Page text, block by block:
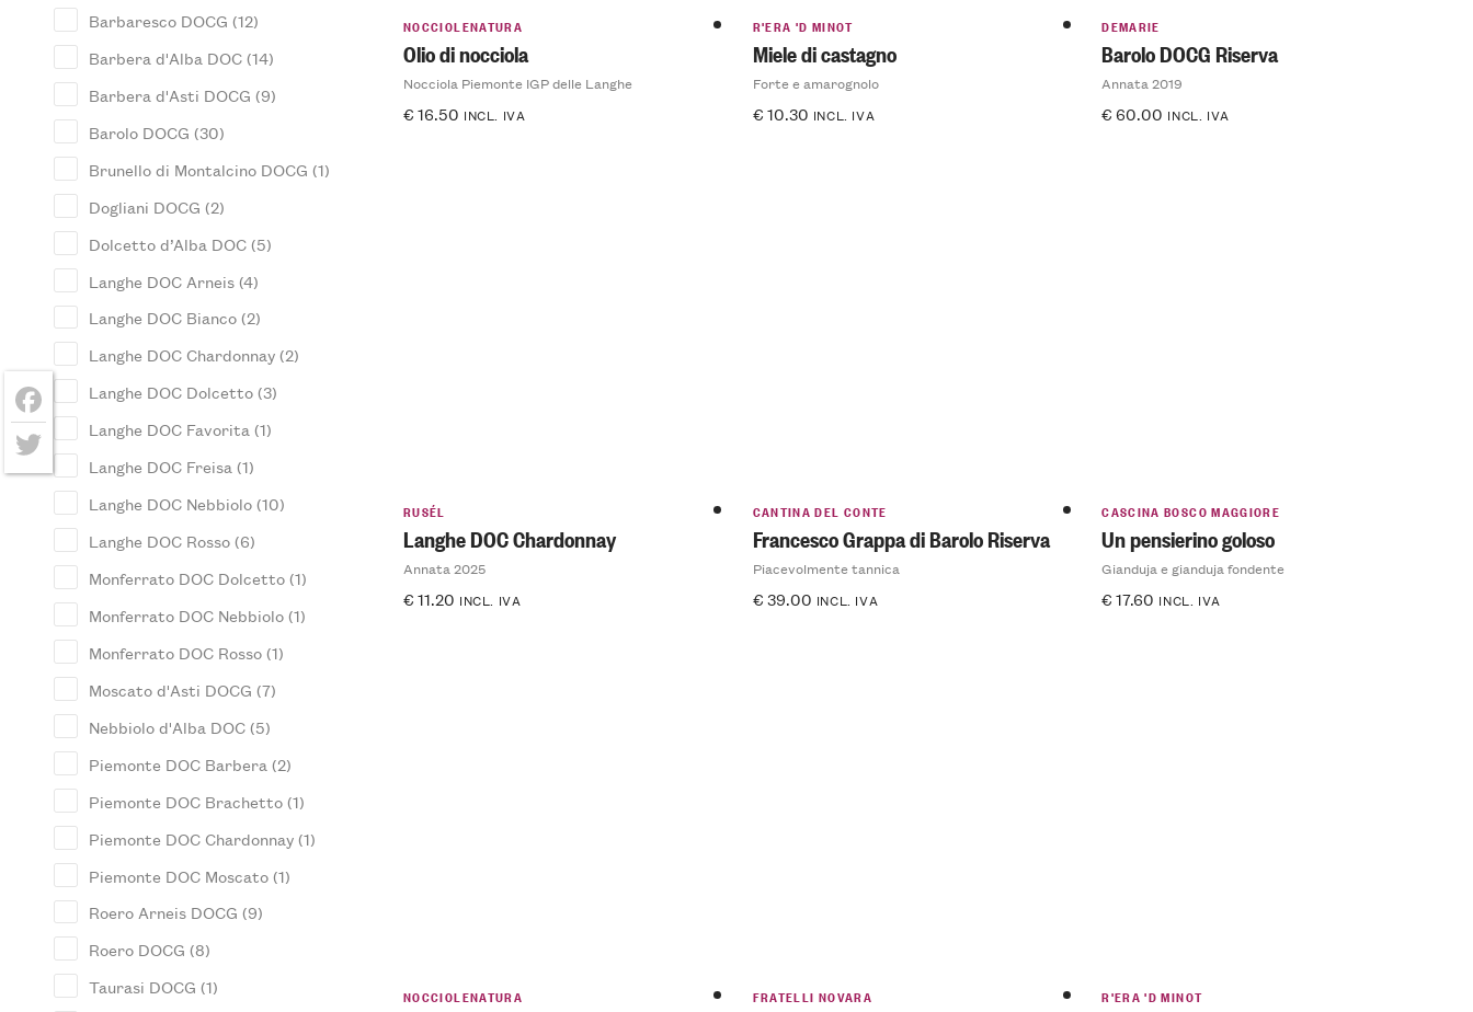
Barbaresco DOCG (12)
Barbera d'Alba DOC (14)
Barbera d'Asti DOCG (9)
Barolo DOCG (30)
Brunello di Montalcino DOCG (1)
Dogliani DOCG (2)
Dolcetto d’Alba DOC (5)
Langhe DOC Arneis (4)
Langhe DOC Bianco (2)
Langhe DOC Chardonnay (2)
Langhe DOC Dolcetto (3)
Langhe DOC Favorita (1)
Langhe DOC Freisa (1)
Langhe DOC Nebbiolo (10)
Langhe DOC Rosso (6)
Monferrato DOC Dolcetto (1)
Monferrato DOC Nebbiolo (1)
Monferrato DOC Rosso (1)
Moscato d'Asti DOCG (7)
Nebbiolo d'Alba DOC (5)
Piemonte DOC Barbera (2)
Piemonte DOC Brachetto (1)
Piemonte DOC Chardonnay (1)
Piemonte DOC Moscato (1)
Roero Arneis DOCG (9)
Roero DOCG (8)
Taurasi DOCG (1)
NOCCIOLENATURA
Olio di nocciola
Nocciola Piemonte IGP delle Langhe
€16.50 INCL. IVA
R'ERA 'D MINOT
Miele di castagno
Forte e amarognolo
€10.30 INCL. IVA
DEMARIE
Barolo DOCG Riserva
Annata 2019
€60.00 INCL. IVA
RUSÉL
Langhe DOC Chardonnay
Annata 2025
€11.20 INCL. IVA
CANTINA DEL CONTE
Francesco Grappa di Barolo Riserva
Piacevolmente tannica
€39.00 INCL. IVA
CASCINA BOSCO MAGGIORE
Un pensierino goloso
Gianduja e gianduja fondente
€17.60 INCL. IVA
NOCCIOLENATURA FRATELLI NOVARA R'ERA 'D MINOT
Facebook
Twitter